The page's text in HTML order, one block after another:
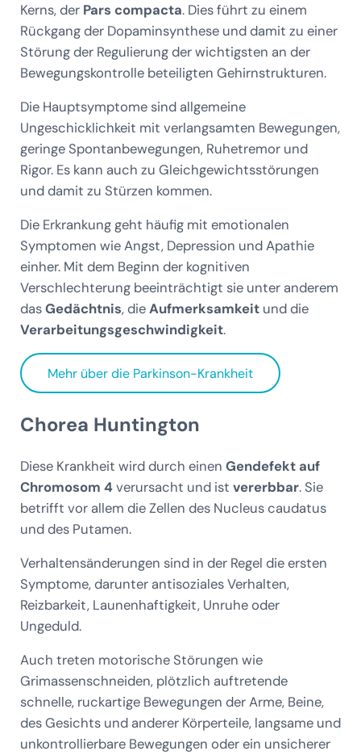
Kerns, der Pars compacta. Dies führt zu einem
Rückgang der Dopaminsynthese und damit zu einer
Störung der Regulierung der wichtigsten an der
Bewegungskontrolle beteiligten Gehirnstrukturen.
Die Hauptsymptome sind allgemeine
Ungeschicklichkeit mit verlangsamten Bewegungen,
geringe Spontanbewegungen, Ruhetremor und
Rigor. Es kann auch zu Gleichgewichtsstörungen
und damit zu Stürzen kommen.
Die Erkrankung geht häufig mit emotionalen
Symptomen wie Angst, Depression und Apathie
einher. Mit dem Beginn der kognitiven
Verschlechterung beeinträchtigt sie unter anderem
dasGedächtnis, dieAufmerksamkeitund die
Verarbeitungsgeschwindigkeit.
Mehr über die Parkinson-Krankheit
Chorea Huntington
Diese Krankheit wird durch einen Gendefekt auf
Chromosom 4verursacht und ist vererbbar. Sie
betrifft vor allem die Zellen des Nucleus caudatus
und des Putamen.
Verhaltensänderungen sind in der Regel die ersten
Symptome, darunter antisoziales Verhalten,
Reizbarkeit, Launenhaftigkeit, Unruhe oder
Ungeduld.
Auch treten motorische Störungen wie
Grimassenschneiden, plötzlich auftretende
schnelle, ruckartige Bewegungen der Arme, Beine,
des Gesichts und anderer Körperteile, langsame und
unkontrollierbare Bewegungen oder ein unsicherer